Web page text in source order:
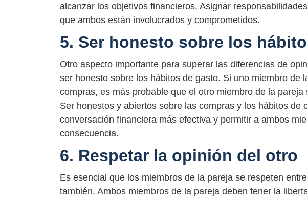
alcanzar los objetivos financieros. Asignar
que ambos están involucrados y comprometidos.
5. Ser honesto sobre los
Otro aspecto importante para superar las diferencias de
ser honesto sobre los hábitos de gasto. Si uno miembro de
compras, es más probable que el otro miembro de la
Ser honestos y abiertos sobre las compras y los hábitos de
conversación financiera más efectiva y permitir a ambos
consecuencia.
6. Respetar la opinión del otro
Es esencial que los miembros de la pareja se respeten
también. Ambos miembros de la pareja deben tener la